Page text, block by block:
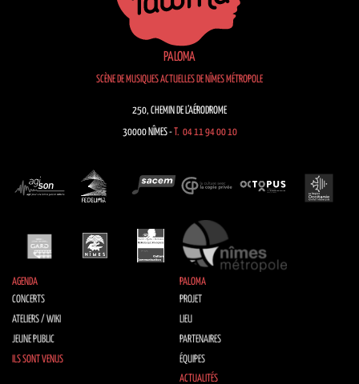
PALOMA
SCÈNE DE MUSIQUES ACTUELLES DE NÎMES MÉTROPOLE
250, CHEMIN DE L’AÉRODROME
30000 NÎMES - T. 04 11 94 00 10
AGENDA
CONCERTS
ATELIERS / WIKI
JEUNE PUBLIC
ILS SONT VENUS
PALOMA
PROJET
LIEU
PARTENAIRES
ÉQUIPES
ACTUALITÉS